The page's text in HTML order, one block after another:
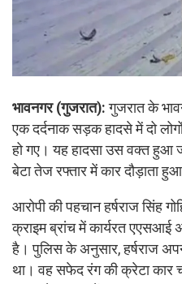
भावनगर (गुजरात): गुजरात के
एक दर्दनाक सड़क हादसे में दो
हो गए। यह हादसा उस वक्त हुआ
बेटा तेज रफ्तार में कार दौड़ाता
आरोपी की पहचान हर्षराज सिंह
क्राइम ब्रांच में कार्यरत एएसआई
है। पुलिस के अनुसार, हर्षराज
था। वह सफेद रंग की क्रेटा कार